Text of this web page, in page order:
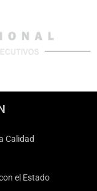
Calidad
el Estado